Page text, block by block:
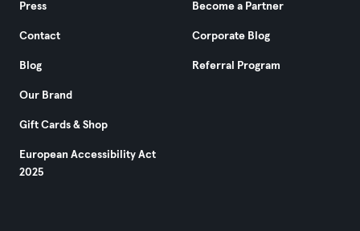
Press
Contact
Blog
Our Brand
Gift Cards & Shop
European Accessibility Act
2025
Become a Partner
Corporate Blog
Referral Program